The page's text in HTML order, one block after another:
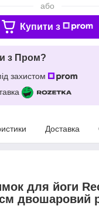
або
Купити з
з Пром?
захистом
Доставка
для йоги
двошаровий